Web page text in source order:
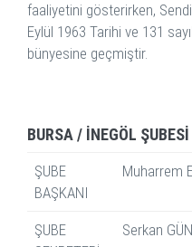
faaliyetini gösterirken,
Eylül 1963 Tarihi ve 131
bünyesine geçmiştir.
BURSA / İNEGÖL ŞUBESİ
ŞUBE
BAŞKANI
Muharrem
ŞUBE
Serkan